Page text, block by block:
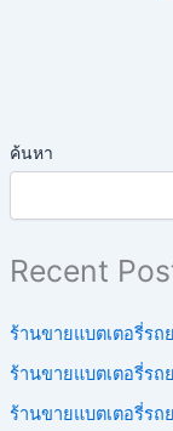
ค้นหา
Recent
ร้านขายแบตเตอรี่ร
ร้านขายแบตเตอรี่ร
ร้านขายแบตเตอรี่ร